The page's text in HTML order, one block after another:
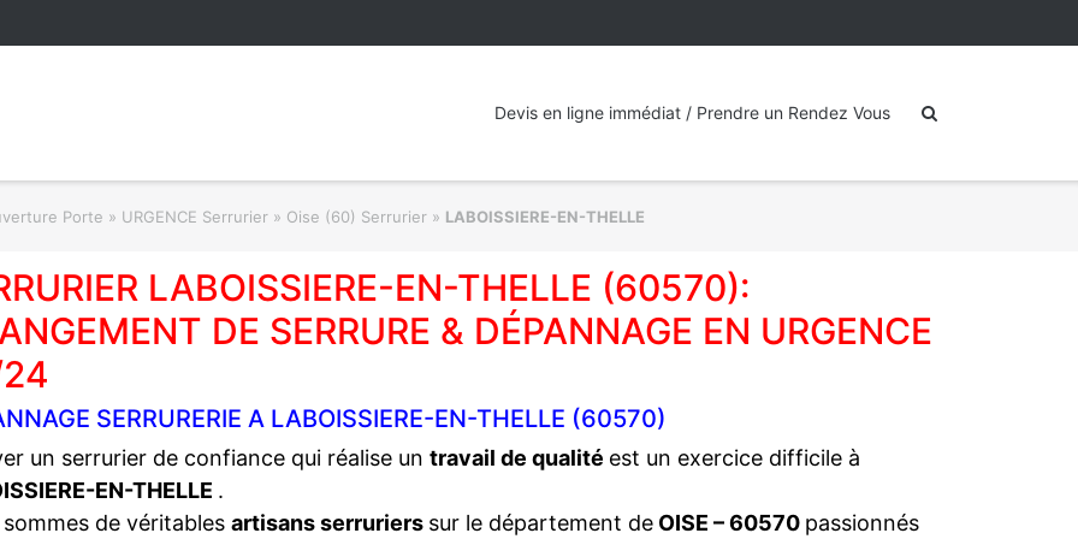
Devis en ligne immédiat / Prendre un Rendez Vous
Porte » URGENCE Serrurier » Oise (60) Serrurier » LABOISSIERE-EN-THELLE
LABOISSIERE-EN-THELLE (60570):
DE SERRURE & DÉPANNAGE EN URGENCE
SERRURERIE A LABOISSIERE-EN-THELLE (60570)
un serrurier de confiance qui réalise un travail de qualité est un exercice difficile à
EN-THELLE .
de véritables artisans serruriers sur le département de OISE – 60570 passionnés